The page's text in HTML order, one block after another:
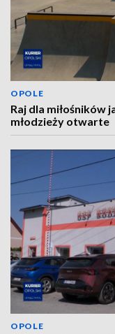
OPOLE
Raj dla miłośników
młodzieży otwarte
OPOLE